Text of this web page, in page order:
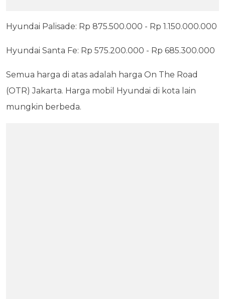
Hyundai Palisade: Rp 875.500.000 - Rp 1.150.000.000
Hyundai Santa Fe: Rp 575.200.000 - Rp 685.300.000
Semua harga di atas adalah harga On The Road
(OTR) Jakarta. Harga mobil Hyundai di kota lain
mungkin berbeda.